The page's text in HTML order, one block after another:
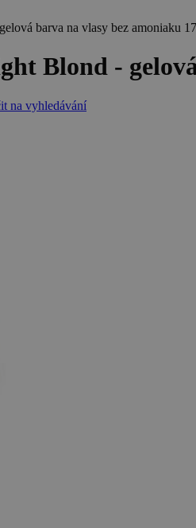
barva na vlasy bez amoniaku
Blond -
na vyhledávání